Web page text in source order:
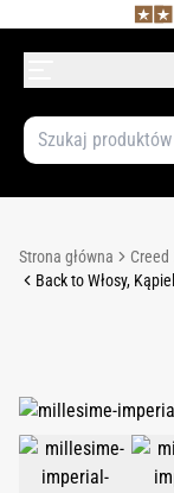
Strona główna Creed
Back to Włosy,